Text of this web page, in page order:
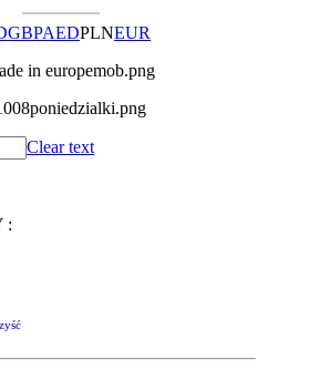
GBPAEDPLNEUR
Clear text
: